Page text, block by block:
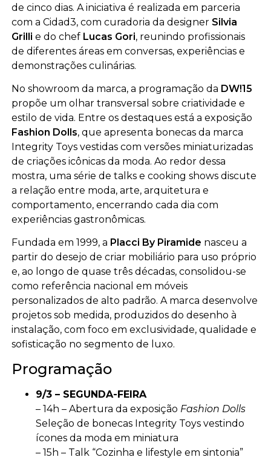
de cinco dias. A iniciativa é realizada em parceria
com a Cidad3, com curadoria da designer Silvia
Grilli e do chef Lucas Gori, reunindo profissionais
de diferentes áreas em conversas, experiências e
demonstrações culinárias.
No showroom da marca, a programação da DW!15
propõe um olhar transversal sobre criatividade e
estilo de vida. Entre os destaques está a exposição
Fashion Dolls, que apresenta bonecas da marca
Integrity Toys vestidas com versões miniaturizadas
de criações icônicas da moda. Ao redor dessa
mostra, uma série de talks e cooking shows discute
a relação entre moda, arte, arquitetura e
comportamento, encerrando cada dia com
experiências gastronômicas.
Fundada em 1999, a Placci By Piramide nasceu a
partir do desejo de criar mobiliário para uso próprio
e, ao longo de quase três décadas, consolidou-se
como referência nacional em móveis
personalizados de alto padrão. A marca desenvolve
projetos sob medida, produzidos do desenho à
instalação, com foco em exclusividade, qualidade e
sofisticação no segmento de luxo.
Programação
9/3 – SEGUNDA-FEIRA
– 14h – Abertura da exposição Fashion Dolls
Seleção de bonecas Integrity Toys vestindo
ícones da moda em miniatura
– 15h – Talk “Cozinha e lifestyle em sintonia”